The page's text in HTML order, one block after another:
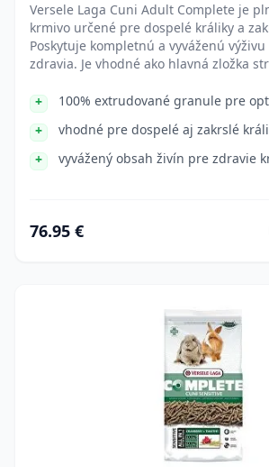
Versele Laga Cuni Adult Complete je
krmivo určené pre dospelé králiky a
Poskytuje kompletnú a vyváženú
zdravia. Je vhodné ako hlavná zložka
100% extrudované granule pre
vhodné pre dospelé aj zakrslé
vyvážený obsah živín pre zdravie
76.95 €